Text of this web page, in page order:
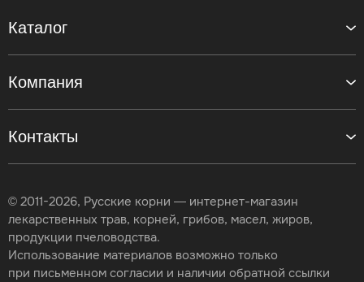
Контакты
Каталог
Компания
© 2011-2026, Русские корни — интернет-магазин
лекарственных трав, корней, грибов, масел, жиров,
продукции пчеловодства.
Использование материалов возможно только
при письменном согласии и наличии обратной ссылки